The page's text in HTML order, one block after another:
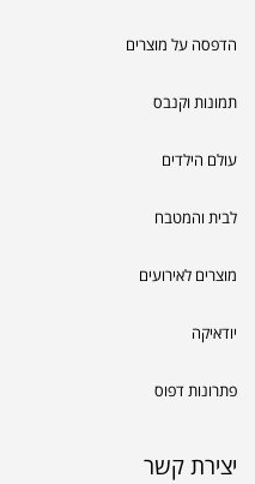
הדפסה על מוצרים
תמונות וקנבס
עולם הילדים
לבית והמטבח
מוצרים לאירועים
יודאיקה
פתרונות דפוס
יצירת קשר